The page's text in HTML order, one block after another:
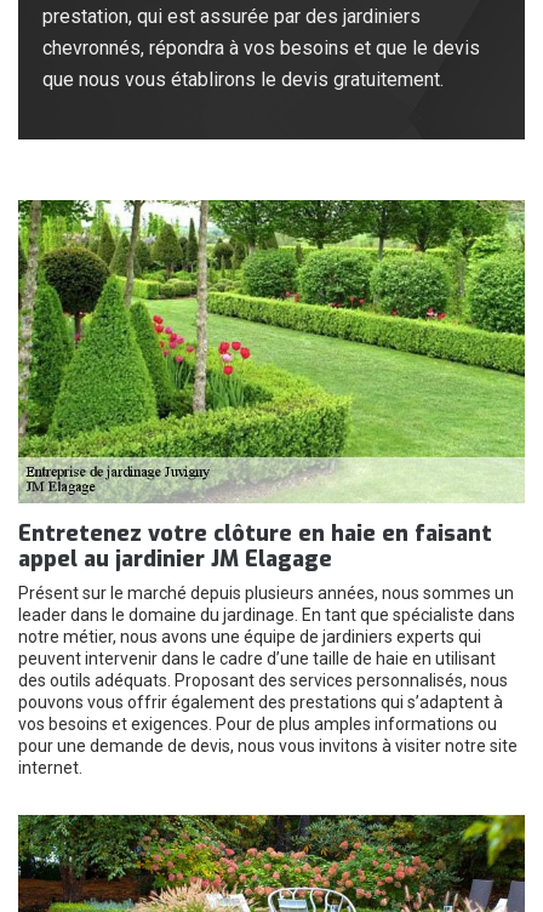
prestation, qui est assurée par des jardiniers
chevronnés, répondra à vos besoins et que le devis
que nous vous établirons le devis gratuitement.
Entretenez votre clôture en haie en faisant
appel au jardinier JM Elagage
Présent sur le marché depuis plusieurs années, nous sommes un
leader dans le domaine du jardinage. En tant que spécialiste dans
notre métier, nous avons une équipe de jardiniers experts qui
peuvent intervenir dans le cadre d’une taille de haie en utilisant
des outils adéquats. Proposant des services personnalisés, nous
pouvons vous offrir également des prestations qui s’adaptent à
vos besoins et exigences. Pour de plus amples informations ou
pour une demande de devis, nous vous invitons à visiter notre site
internet.